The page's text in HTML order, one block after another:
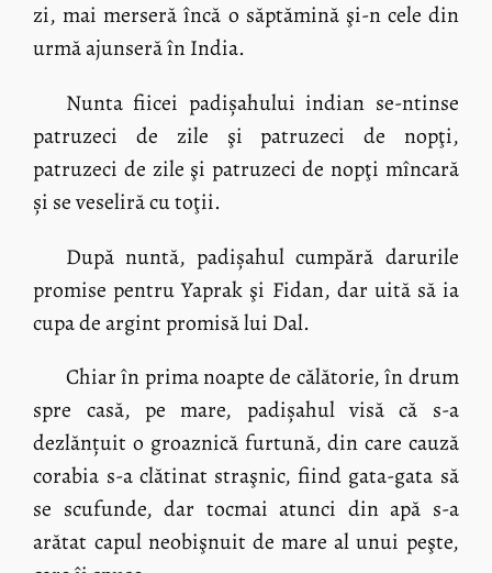
zi, mai merseră încă o săptămină şi-n cele din
urmă ajunseră în India.
Nunta fiicei padișahului indian se-ntinse
patruzeci de zile şi patruzeci de nopţi,
patruzeci de zile şi patruzeci de nopţi mîncară
și se veseliră cu toţii.
După nuntă, padișahul cumpără darurile
promise pentru Yaprak şi Fidan, dar uită să ia
cupa de argint promisă lui Dal.
Chiar în prima noapte de călătorie, în drum
spre casă, pe mare, padișahul visă că s-a
dezlănțuit o groaznică furtună, din care cauză
corabia s-a clătinat straşnic, fiind gata-gata să
se scufunde, dar tocmai atunci din apă s-a
arătat capul neobişnuit de mare al unui peşte,